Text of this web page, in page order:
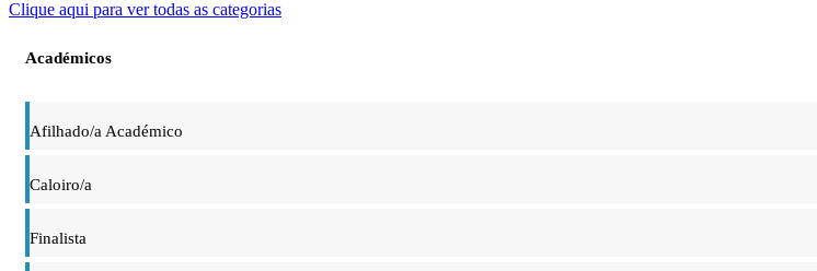
Clique aqui para ver todas as categorias
Académicos
Afilhado/a Académico
Caloiro/a
Finalista